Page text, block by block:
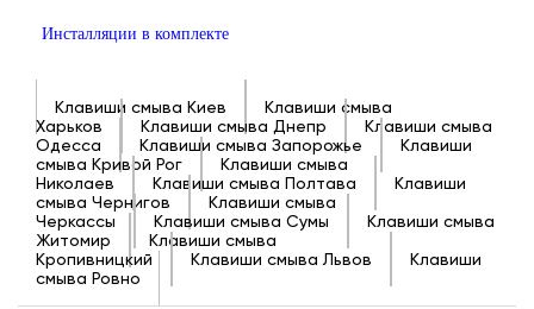
Инсталляции в комплекте
Клавиши смыва Киев
Клавиши смыва
Харьков
Клавиши смыва Днепр
Клавиши смыва
Одесса
Клавиши смыва Запорожье
Клавиши
смыва Кривой Рог
Клавиши смыва
Николаев
Клавиши смыва Полтава
Клавиши
смыва Чернигов
Клавиши смыва
Черкассы
Клавиши смыва Сумы
Клавиши смыва
Житомир
Клавиши смыва
Кропивницкий
Клавиши смыва Львов
Клавиши
смыва Ровно